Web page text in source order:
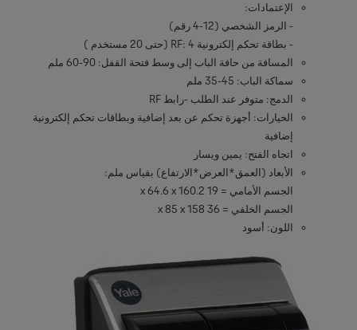
الإعتمادات:
- الرمز الشخصي (12-4 رقم)
- بطاقة تحكم إلكترونية RF: 4 (حتى 20 مستخدم )
المسافة من حافة الباب إلى وسط فتحة القفل: 90-60 ملم
سماكة الباب: 45-35 ملم
الدمج: متوفر عند الطلب -رابط RF
الخيارات: أجهزة تحكم عن بعد إضافية وبطاقات تحكم إلكترونية
إضافية
اتجاه الفتح: يمين ويسار
الأبعاد (العمق*العرض*الارتفاع) بقياس ملم:
الجسم الأمامي = 19 x 64.6 x 160.2
الجسم الخلفي = 36 x 85 x 158
اللون: أسود